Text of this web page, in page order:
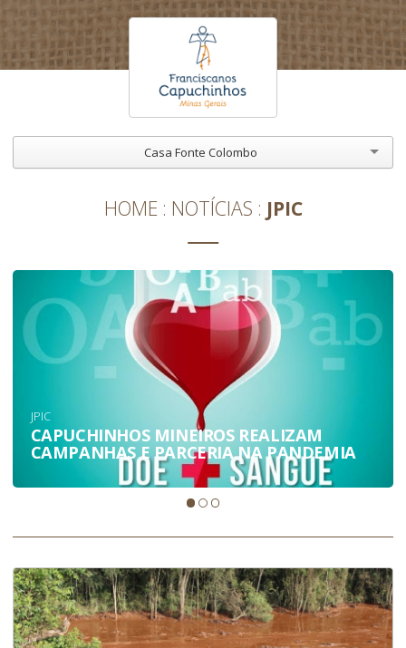
Casa Fonte Colombo
HOME NOTÍCIAS JPIC
JPIC
CAPUCHINHOS MINEIROS REALIZAM
CAMPANHAS E PARCERIA NA PANDEMIA